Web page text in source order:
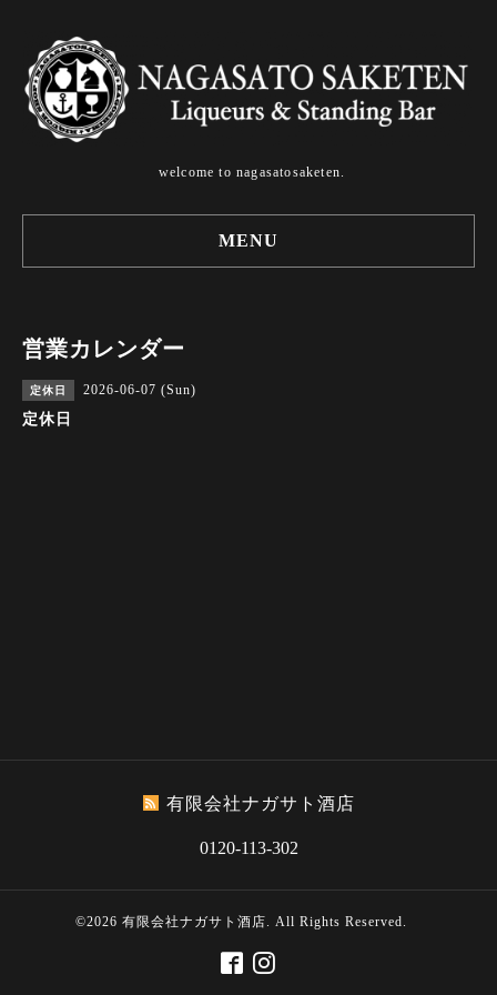
welcome to nagasatosaketen.
MENU
営業カレンダー
定休日 2026-06-07 (Sun)
定休日
有限会社ナガサト酒店
0120-113-302
©2026 有限会社ナガサト酒店. All Rights Reserved.